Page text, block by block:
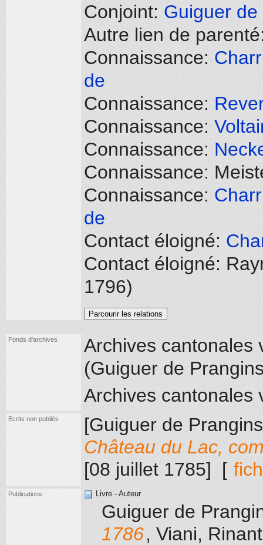
Conjoint: Guiguer
Autre lien de
Connaissance:
de
Connaissance:
Connaissance:
Connaissance:
Connaissance:
Connaissance:
de
Contact éloigné:
Contact éloigné:
1796)
Parcourir les relations
Fonds d'archives
Archives cantonales
(Guiguer de
Archives cantonales
Ecrits non publiés
[Guiguer de
Château du Lac,
[08 juillet 1785] [
Publications Livre - Auteur
Guiguer de
1786, Viani,